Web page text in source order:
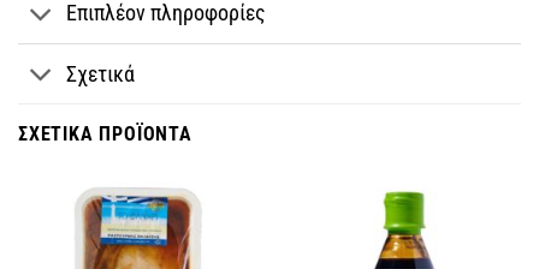
Επιπλέον πληροφορίες
Σχετικά
ΣΧΕΤΙΚΆ ΠΡΟΪΌΝΤΑ